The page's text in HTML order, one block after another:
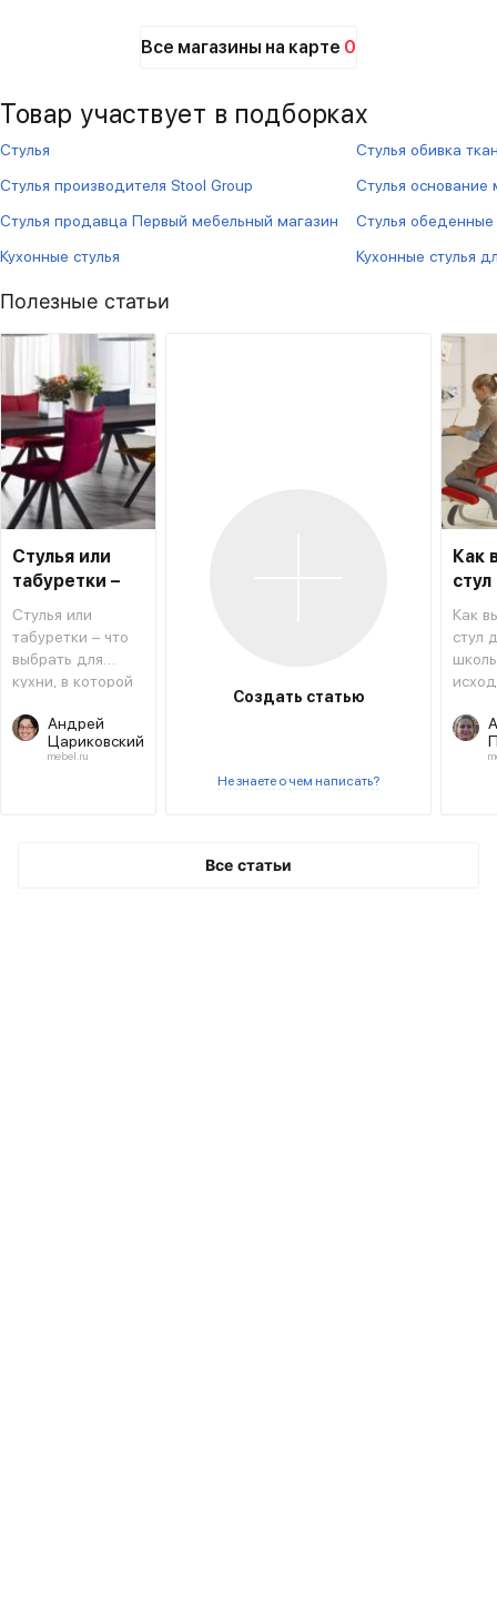
Все магазины на карте 0
Товар участвует в подборках
Стулья
Стулья производителя Stool Group
Стулья продавца Первый мебельный магазин
Кухонные стулья
Стулья обивка
Стулья основание
Стулья обеденные
Кухонные стулья
Полезные статьи
Стулья или
табуретки –
что лучше для
кухни
Стулья или
табуретки – что
выбрать для
кухни, в которой
и сменили стиль
Андрей
Цариковский
mebel.ru
Создать статью
Не знаете о чем написать?
Как
Как
стул
Все статьи